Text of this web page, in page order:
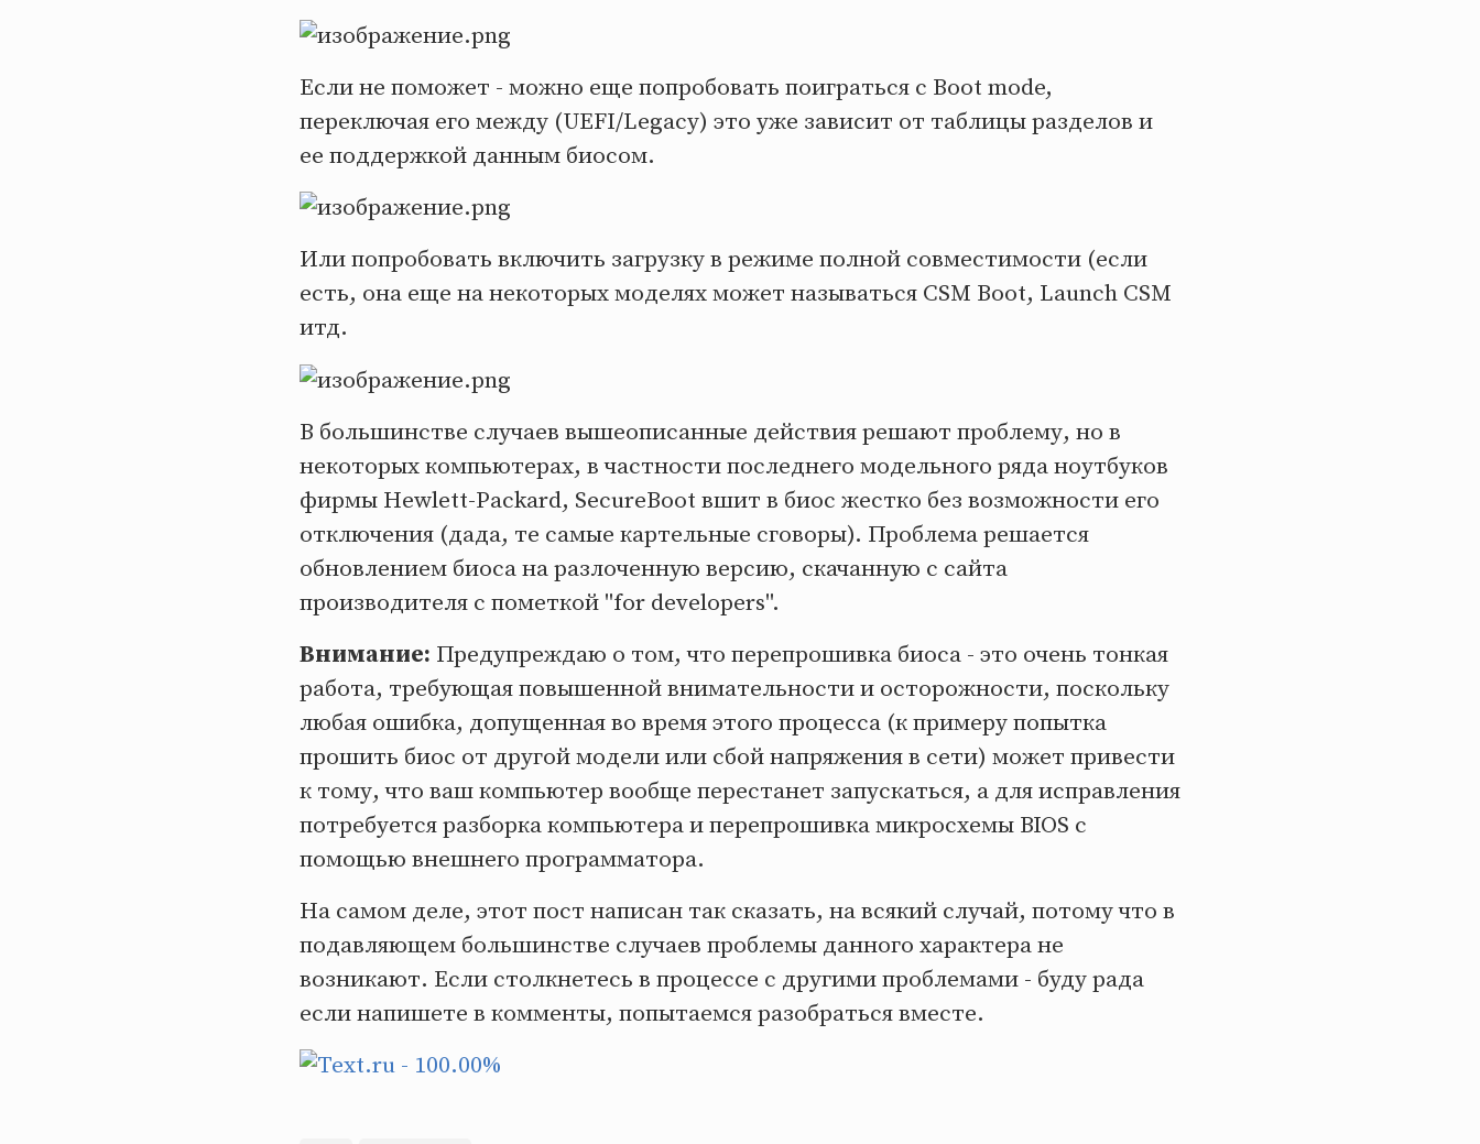
Если не поможет - можно еще попробовать поиграться с Boot mode,
переключая его между (UEFI/Legacy) это уже зависит от таблицы разделов и
ее поддержкой данным биосом.
Или попробовать включить загрузку в режиме полной совместимости (если
есть, она еще на некоторых моделях может называться CSМ Boot, Launch CSM
итд.
В большинстве случаев вышеописанные действия решают проблему, но в
некоторых компьютерах, в частности последнего модельного ряда ноутбуков
фирмы Hewlett-Packard, SecureBoot вшит в биос жестко без возможности его
отключения (дада, те самые картельные сговоры). Проблема решается
обновлением биоса на разлоченную версию, скачанную с сайта
производителя с пометкой "for developers".
Внимание: Предупреждаю о том, что перепрошивка биоса - это очень тонкая
работа, требующая повышенной внимательности и осторожности, поскольку
любая ошибка, допущенная во время этого процесса (к примеру попытка
прошить биос от другой модели или сбой напряжения в сети) может привести
к тому, что ваш компьютер вообще перестанет запускаться, а для исправления
потребуется разборка компьютера и перепрошивка микросхемы BIOS с
помощью внешнего программатора.
На самом деле, этот пост написан так сказать, на всякий случай, потому что в
подавляющем большинстве случаев проблемы данного характера не
возникают. Если столкнетесь в процессе с другими проблемами - буду рада
если напишете в комменты, попытаемся разобраться вместе.